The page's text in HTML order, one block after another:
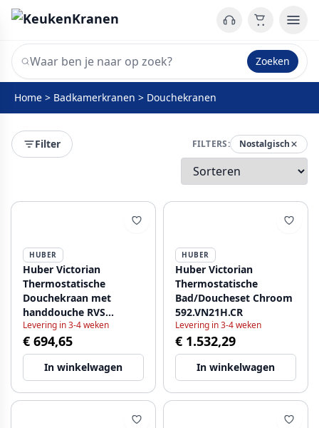
Zoeken
Home > Badkamerkranen > Douchekranen
Filter FILTERS: Nostalgisch
HUBER
Huber Victorian
Thermostatische
Douchekraan met
handdouche RVS
VTD010102A
Levering in 3-4 weken
€ 694,65
In winkelwagen
HUBER
Huber Victorian
Thermostatische
Bad/Doucheset Chroom
592.VN21H.CR
Levering in 3-4 weken
€ 1.532,29
In winkelwagen